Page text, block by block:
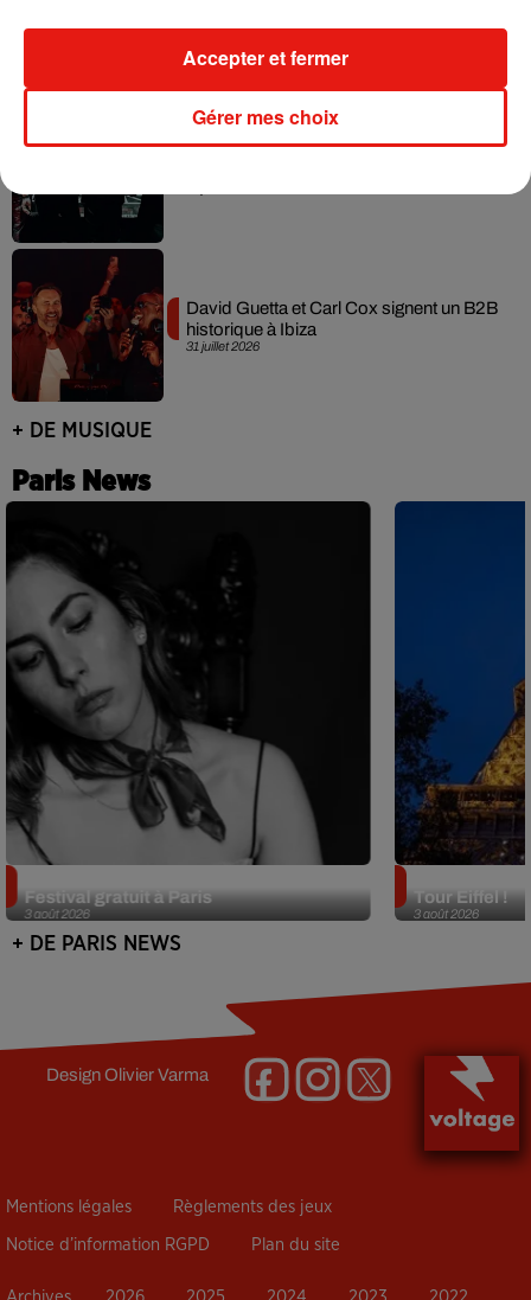
3 août 2026
Swedish House Mafia et Lykke Li
31 juillet 2026
David Guetta et Carl Cox signent un B2B
historique à Ibiza
+ DE MUSIQUE
Paris News
3 août 2026
Festival gratuit à Paris
3 août 2026
Tour Eiffel !
+ DE PARIS NEWS
DesignOlivier Varma
Mentions légales Règlements des jeux
Notice d’information RGPD Plan du site
Gérer mes choix
Accepter et fermer